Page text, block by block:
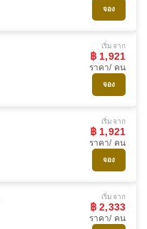
จอง
เริ่มจาก
฿ 1,921
ราคา/ คน
จอง
เริ่มจาก
฿ 1,921
ราคา/ คน
จอง
เริ่มจาก
฿ 2,333
ราคา/ คน